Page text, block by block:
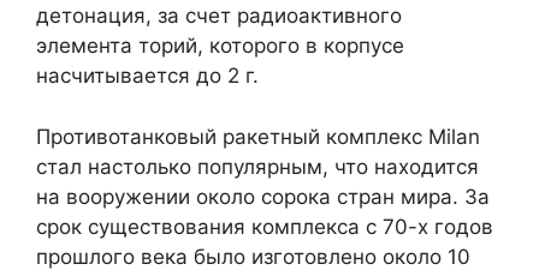
детонация, за счет радиоактивного
элемента торий, которого в корпусе
насчитывается до 2 г.
Противотанковый ракетный комплекс Milan
стал настолько популярным, что находится
на вооружении около сорока стран мира. За
срок существования комплекса с 70-х годов
прошлого века было изготовлено около 10